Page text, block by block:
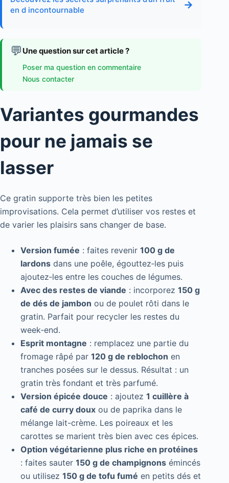
en d incontournable
→
💬 Une question sur cet article ?
Poser ma question en commentaire
Nous contacter
Variantes gourmandes
pour ne jamais se
lasser
Ce gratin supporte très bien les petites
improvisations. Cela permet d’utiliser vos restes et
de varier les plaisirs sans changer de base.
Version fumée : faites revenir 100 g de
lardons dans une poêle, égouttez‑les puis
ajoutez‑les entre les couches de légumes.
Avec des restes de viande : incorporez 150 g
de dés de jambon ou de poulet rôti dans le
gratin. Parfait pour recycler les restes du
week‑end.
Esprit montagne : remplacez une partie du
fromage râpé par 120 g de reblochon en
tranches posées sur le dessus. Résultat : un
gratin très fondant et très parfumé.
Version épicée douce : ajoutez 1 cuillère à
café de curry doux ou de paprika dans le
mélange lait-crème. Les poireaux et les
carottes se marient très bien avec ces épices.
Option végétarienne plus riche en protéines
: faites sauter 150 g de champignons émincés
ou utilisez 150 g de tofu fumé en petits dés et